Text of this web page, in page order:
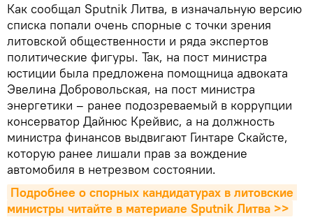
Как сообщал Sputnik Литва, в изначальную версию
списка попали очень спорные с точки зрения
литовской общественности и ряда экспертов
политические фигуры. Так, на пост министра
юстиции была предложена помощница адвоката
Эвелина Добровольская, на пост министра
энергетики – ранее подозреваемый в коррупции
консерватор Дайнюс Крейвис, а на должность
министра финансов выдвигают Гинтаре Скайсте,
которую ранее лишали прав за вождение
автомобиля в нетрезвом состоянии.
Подробнее о спорных кандидатурах в литовские
министры читайте в материале Sputnik Литва >>